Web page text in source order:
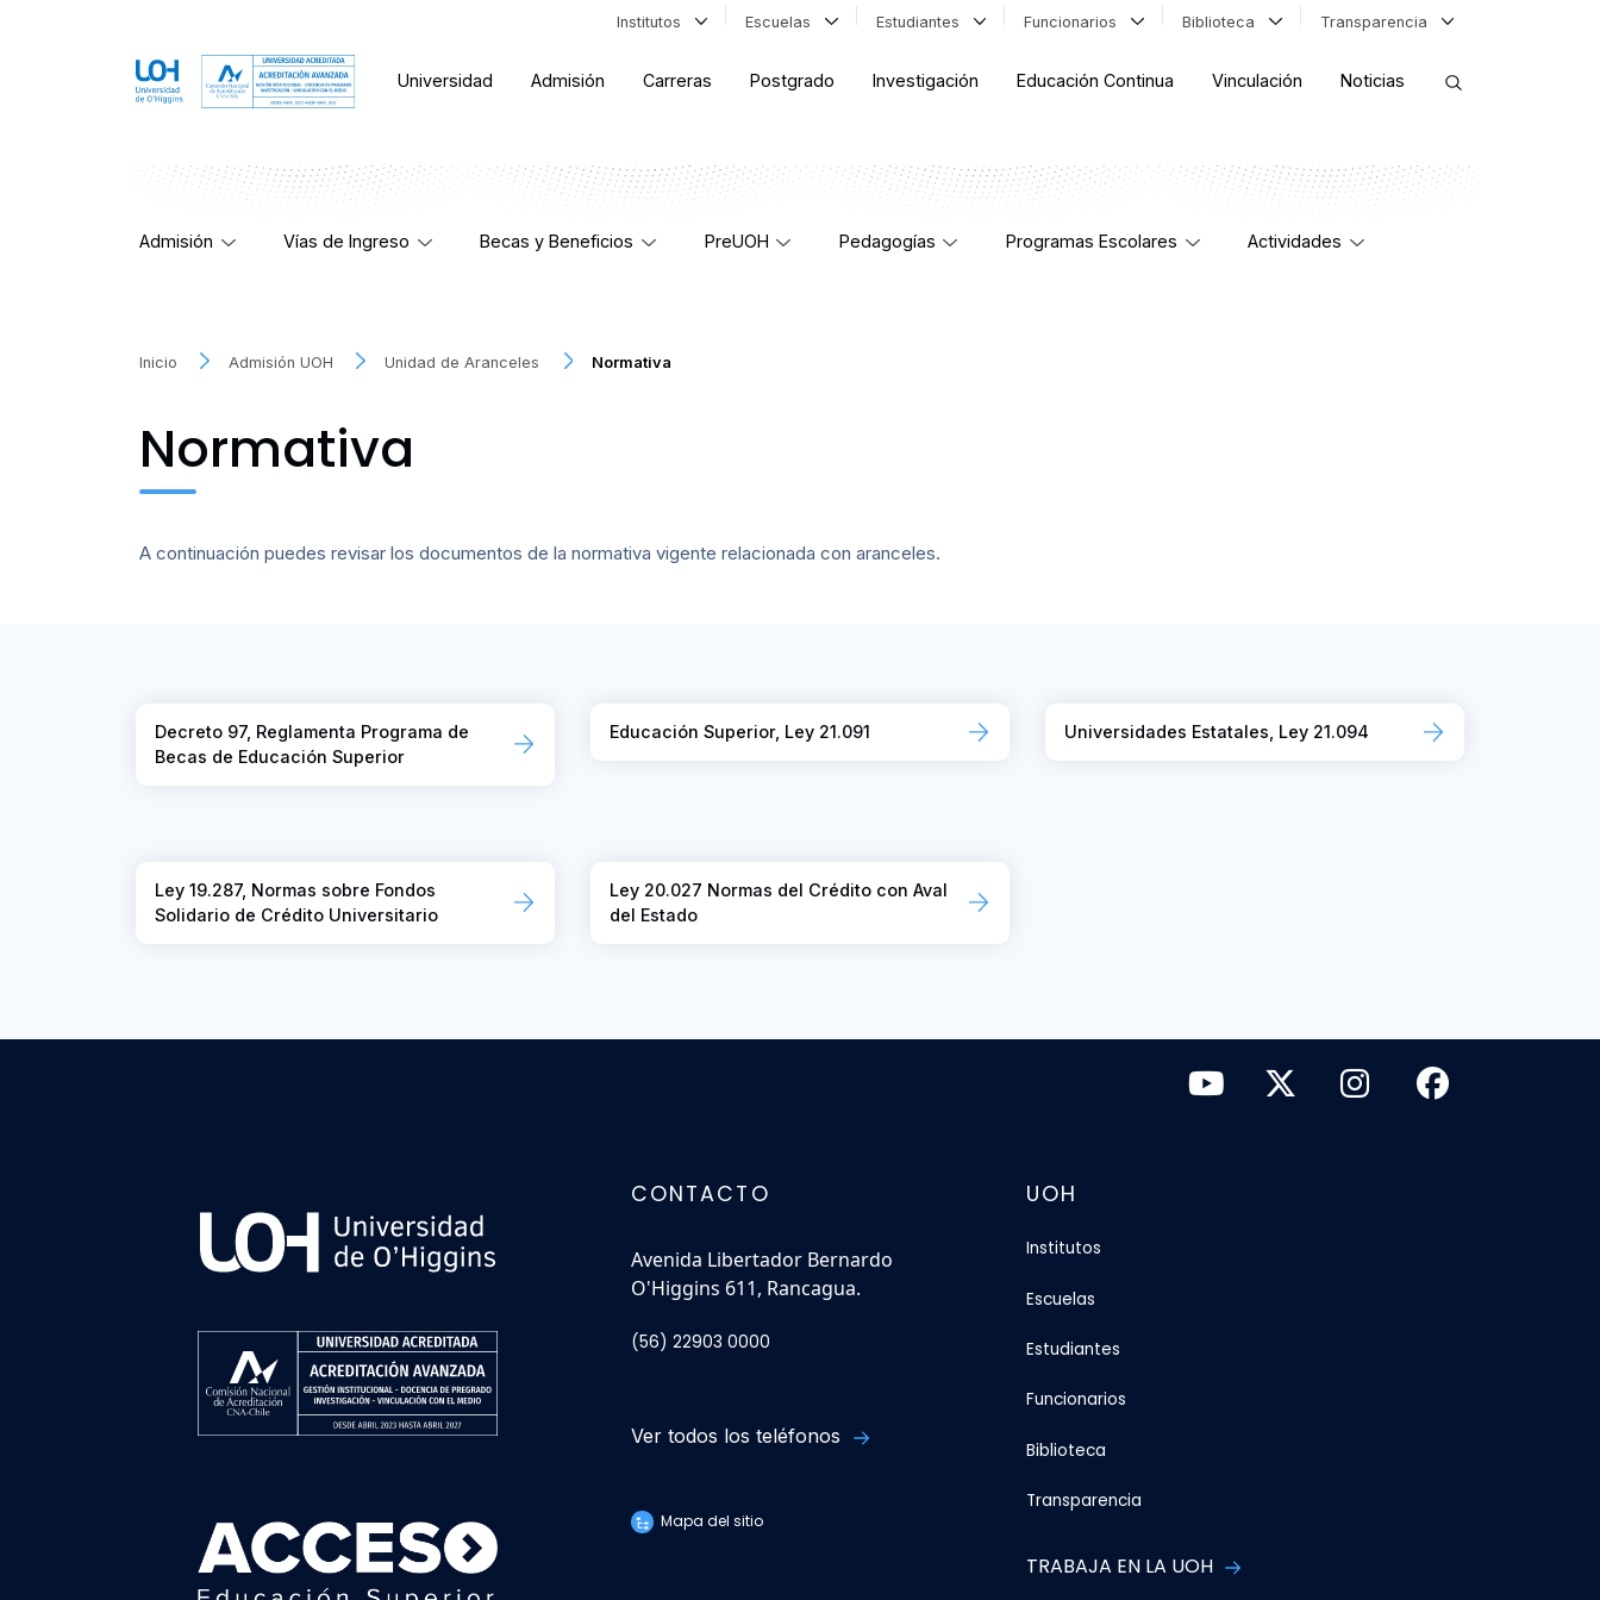
Institutos Escuelas Estudiantes Funcionarios Biblioteca Transparencia
Universidad Admisión Carreras Postgrado Investigación Educación Continua Vinculación Noticias
Admisión Vías de Ingreso Becas y Beneficios PreUOH Pedagogías Programas Escolares Actividades
Inicio Admisión UOH Unidad de Aranceles Normativa
Normativa
A continuación puedes revisar los documentos de la normativa vigente relacionada con aranceles.
Decreto 97, Reglamenta Programa de
Becas de Educación Superior
Educación Superior, Ley 21.091 Universidades Estatales, Ley 21.094
Ley 19.287, Normas sobre Fondos
Solidario de Crédito Universitario
Ley 20.027 Normas del Crédito con Aval
del Estado
CONTACTO
Avenida Libertador Bernardo
O'Higgins 611, Rancagua.
(56) 22903 0000
Ver todos los teléfonos
Mapa del sitio
UOH
Institutos
Escuelas
Estudiantes
Funcionarios
Biblioteca
Transparencia
TRABAJA EN LA UOH